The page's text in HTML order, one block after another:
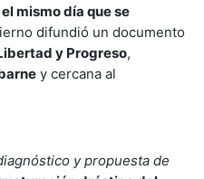
el mismo día que se
difundió un documento
y Progreso,
y cercana al
y propuesta de